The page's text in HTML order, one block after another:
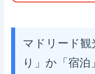
マドリード観
り」か「宿泊